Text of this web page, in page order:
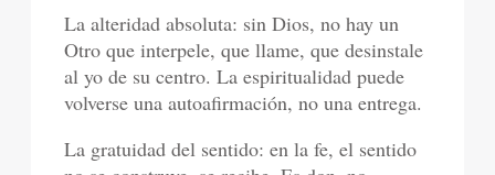
La alteridad absoluta: sin Dios, no hay un
Otro que interpele, que llame, que desinstale
al yo de su centro. La espiritualidad puede
volverse una autoafirmación, no una entrega.
La gratuidad del sentido: en la fe, el sentido